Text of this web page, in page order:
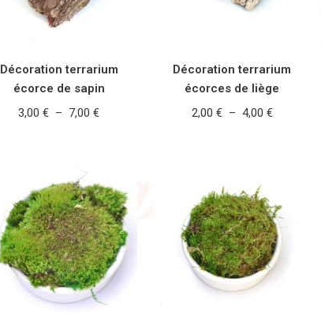
Décoration terrarium
écorce de sapin
3,00€ – 7,00€
Décoration terrarium
écorces de liège
2,00 € – 4,00 €